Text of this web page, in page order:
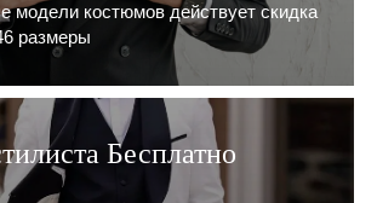
модели костюмов действует скидка
размеры
Бесплатно